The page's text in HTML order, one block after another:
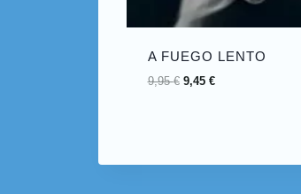
A FUEGO LENTO
9,95€ 9,45 €